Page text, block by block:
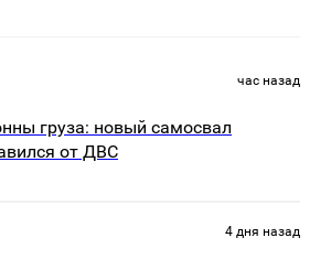
час назад
груза: новый самосвал
от ДВС
4 дня назад